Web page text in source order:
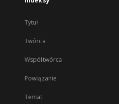
Tytuł
Twórca
Współtwórca
Powiązanie
Temat